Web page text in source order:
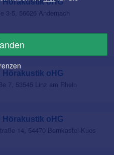
3-5, 56626 Andernach
Hörakustik oHG
7, 53545 Linz am Rhein
Hörakustik oHG
14, 54470 Bernkastel-Kues